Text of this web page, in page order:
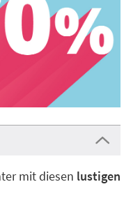
mit diesen lustigen